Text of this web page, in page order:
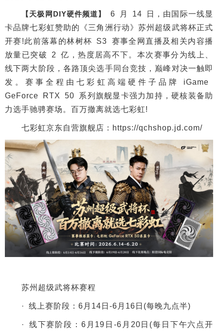
【天极网DIY硬件频道】
6 月 14 日，由国际一线显
卡品牌七彩虹赞助的《三角洲行动》苏州超级武将杯正式
开赛!此前落幕的林树杯 S3 赛事全网直播及相关内容播
放量已突破 2 亿，热度居高不下。本次赛事分为线上、
线下两大阶段，各路顶尖选手同台竞技，巅峰对决一触即
发。赛事全程由七彩虹高端硬件子品牌 iGame
GeForce RTX 50 系列旗舰显卡强力加持，硬核装备助
力选手驰骋赛场。百万撤离就选七彩虹!
七彩虹京东自营旗舰店：https://qchshop.jd.com/
苏州超级武将杯赛程
· 线上赛阶段：6月14日-6月16日(每晚九点半)
· 线下赛阶段：6月19日-6月20日(每日下午六点开